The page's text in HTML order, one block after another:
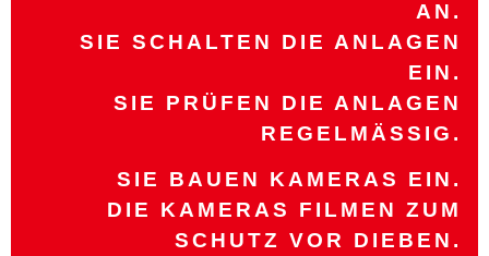
N.
SIE SCHALTEN DIE ANLAGEN
EIN.
SIE PRÜFEN DIE ANLAGEN
REGELMÄSSIG.
SIE BAUEN KAMERAS EIN.
DIE KAMERAS FILMEN ZUM
SCHUTZ VOR DIEBEN.